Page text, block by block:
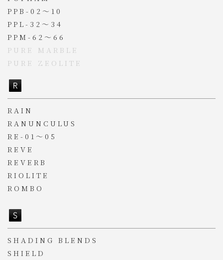
PPB-02～10
PPL-32～34
PPM-62～66
PURE MARBLE
PURE ZEOLITE
RAIN
RANUNCULUS
RE-01～05
REVE
REVERB
RIOLITE
ROMBO
SHADING BLENDS
SHIELD